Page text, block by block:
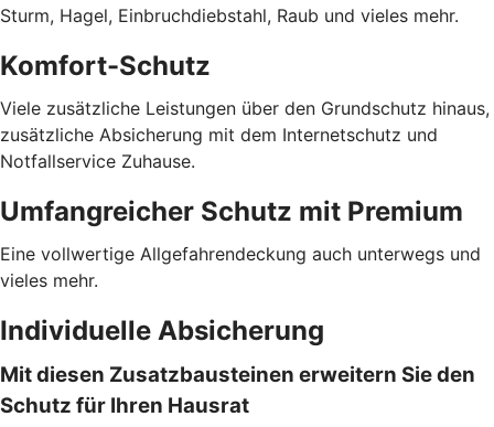
Sturm, Hagel, Einbruchdiebstahl, Raub und vieles mehr.
Komfort-Schutz
Viele zusätzliche Leistungen über den Grundschutz hinaus,
zusätzliche Absicherung mit dem Internetschutz und
Notfallservice Zuhause.
Umfangreicher Schutz mit Premium
Eine vollwertige Allgefahrendeckung auch unterwegs und
vieles mehr.
Individuelle Absicherung
Mit diesen Zusatzbausteinen erweitern Sie den
Schutz für Ihren Hausrat